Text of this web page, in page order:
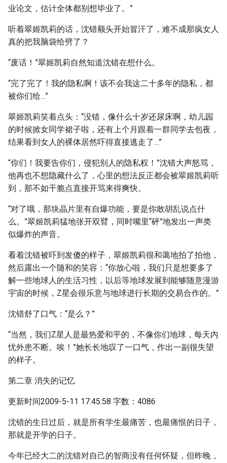
业论文，估计全体都别想毕业了。”
听着翠姬凯莉的话，沈错额头开始冒汗了，难不成那疯女人
真的把我脑袋给劈了？
“废话！”翠姬凯莉自然知道沈错在想什么。
“完了完了！我的隐私啊！该不会我这二十多年的隐私，都
被你们给…”
翠姬凯莉笑着点头：“没错，像什么十岁还尿床啊，幼儿园
的时候掀女同学裙子啦，还有上个月跟着一群同学去包夜，
结果看到女人的裸体居然吓得直接逃走了…”
“你们！我要告你们，侵犯别人的隐私权！”沈错大声怒骂，
他再也不想隐藏什么了，心里的想法反正都会被翠姬凯莉听
到，那不如干脆点直接开骂来得爽快。
“对了哦，那块晶片里有自爆功能，要是你敢胡乱说点什
么。”翠姬凯莉猛地张开双臂，同时嘴里“砰”地发出一声类
似爆炸的声音。
看着沈错被吓到发傻的样子，翠姬凯莉很和蔼地拍了拍他，
然后露出一个随和的笑容：“你放心啦，我们只是想要多了
解一些地球人的生活习性，以后等地球发展到能够随意漫游
宇宙的时候，Z星会很乐意与地球进行长期的交易合作的。”
沈错舒了口气：“是么？”
“当然，我们Z星人是最热爱和平的，不像你们地球，每天内
忧外患不断。唉！”她长长地叹了一口气，作出一副很失望
的样子。
第二章 消失的记忆
更新时间2009-5-11 17:45:58 字数：4086
沈错的生日过后，就是所有学生最痛苦，也最痛恨的日子，
那就是开学的日子。
今年已经大二的沈错对自己的智商没有任何怀疑，但昨晚，